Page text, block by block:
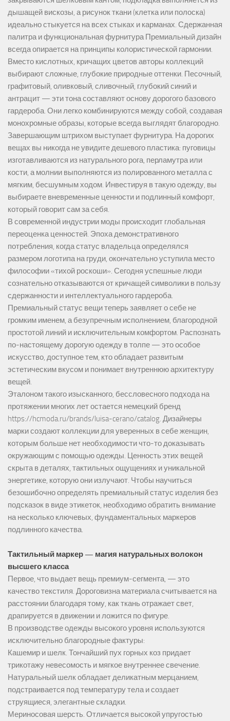
дышащей вискозы, а рисунок ткани (клетка или полоска)
идеально стыкуется на всех стыках и карманах. Сдержанная
палитра и функциональная фурнитура Премиальный дизайн
всегда опирается на принципы колористической гармонии.
Вместо кислотных, кричащих цветов авторы коллекций
выбирают сложные, глубокие природные оттенки. Песочный,
графитовый, оливковый, сливочный, глубокий синий и
антрацит — эти тона составляют основу дорогого базового
гардероба. Они легко комбинируются между собой, создавая
монохромные образы, которые всегда выглядят благородно.
Завершающим штрихом выступает фурнитура. На дорогих
вещах вы никогда не увидите дешевого пластика: пуговицы
изготавливаются из натурального рога, перламутра или
кости, а молнии выполняются из полированного металла с
мягким, бесшумным ходом. Инвестируя в такую одежду, вы
выбираете вневременные ценности и подлинный комфорт,
который говорит сам за себя.
В современной индустрии моды происходит глобальная
переоценка ценностей. Эпоха демонстративного
потребления, когда статус владельца определялся
размером логотипа на груди, окончательно уступила место
философии «тихой роскоши». Сегодня успешные люди
сознательно отказываются от кричащей символики в пользу
сдержанности и интеллектуального гардероба.
Премиальный статус вещи теперь заявляет о себе не
громким именем, а безупречным исполнением, благородной
простотой линий и исключительным комфортом. Распознать
по-настоящему дорогую одежду в толпе — это особое
искусство, доступное тем, кто обладает развитым
эстетическим вкусом и понимает внутреннюю архитектуру
вещей.
Эталоном такого изысканного, бессловесного подхода на
протяжении многих лет остается немецкий бренд
https://hcmoda.ru/brands/luisa-cerano/catalog . Дизайнеры
марки создают коллекции для уверенных в себе женщин,
которым больше нет необходимости что-то доказывать
окружающим с помощью одежды. Ценность этих вещей
скрыта в деталях, тактильных ощущениях и уникальной
энергетике, которую они излучают. Чтобы научиться
безошибочно определять премиальный статус изделия без
подсказок в виде этикеток, необходимо обратить внимание
на несколько ключевых, фундаментальных маркеров
подлинного качества.
Тактильный маркер — магия натуральных волокон
высшего класса
Первое, что выдает вещь премиум-сегмента, — это
качество текстиля. Дороговизна материала считывается на
расстоянии благодаря тому, как ткань отражает свет,
драпируется в движении и ложится по фигуре.
В производстве одежды высокого уровня используются
исключительно благородные фактуры:
Кашемир и шелк. Тончайший пух горных коз придает
трикотажу невесомость и мягкое внутреннее свечение.
Натуральный шелк обладает деликатным мерцанием,
подстраивается под температуру тела и создает
струящиеся, элегантные складки.
Мериносовая шерсть. Отличается высокой упругостью